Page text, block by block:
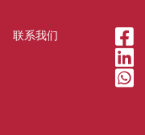
联系我们